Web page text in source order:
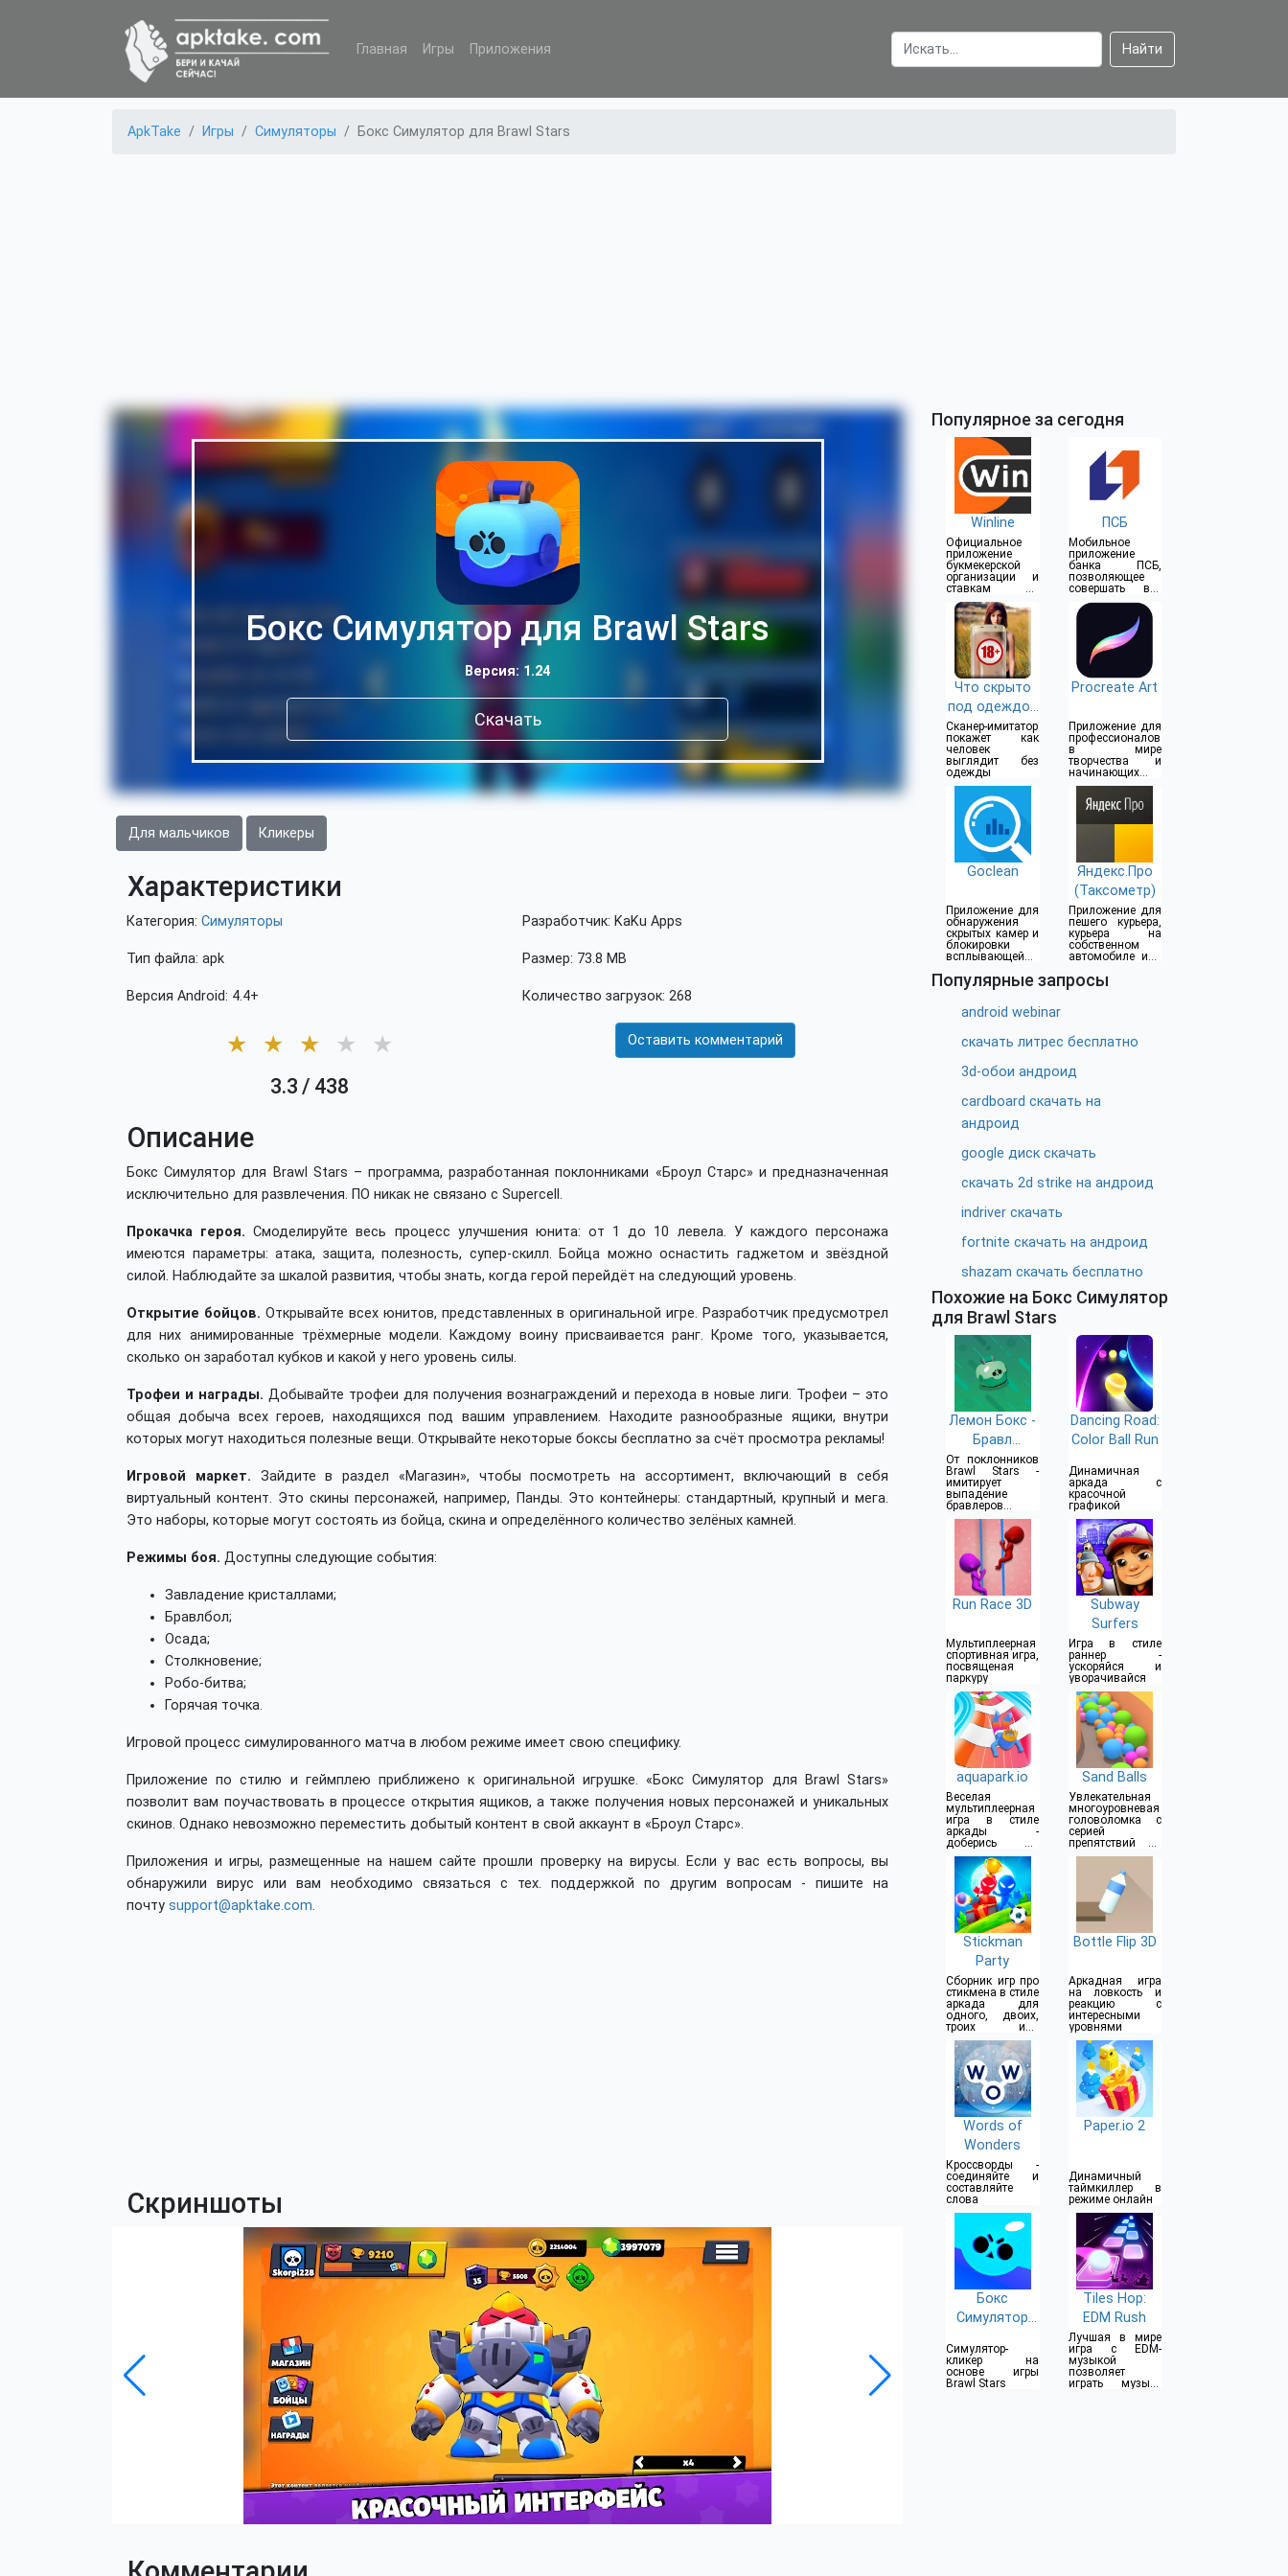
Главная Игры Приложения Найти
ApkTake Игры Симуляторы Бокс Симулятор для Brawl Stars
Бокс Симулятор для Brawl Stars
Версия: 1.24
Скачать
Для мальчиков Кликеры
Характеристики
Категория: Симуляторы
Тип файла: apk
Версия Android: 4.4+
Разработчик: KaKu Apps
Размер: 73.8 MB
Количество загрузок: 268
★ ★ ★ ★ ★
3.3 / 438
Оставить комментарий
Описание
Бокс Симулятор для Brawl Stars – программа, разработанная поклонниками «Броул Старс» и предназначенная
исключительно для развлечения. ПО никак не связано с Supercell.
Прокачка героя. Смоделируйте весь процесс улучшения юнита: от 1 до 10 левела. У каждого персонажа
имеются параметры: атака, защита, полезность, супер-скилл. Бойца можно оснастить гаджетом и звёздной
силой. Наблюдайте за шкалой развития, чтобы знать, когда герой перейдёт на следующий уровень.
Открытие бойцов. Открывайте всех юнитов, представленных в оригинальной игре. Разработчик предусмотрел
для них анимированные трёхмерные модели. Каждому воину присваивается ранг. Кроме того, указывается,
сколько он заработал кубков и какой у него уровень силы.
Трофеи и награды. Добывайте трофеи для получения вознаграждений и перехода в новые лиги. Трофеи – это
общая добыча всех героев, находящихся под вашим управлением. Находите разнообразные ящики, внутри
которых могут находиться полезные вещи. Открывайте некоторые боксы бесплатно за счёт просмотра рекламы!
Игровой маркет. Зайдите в раздел «Магазин», чтобы посмотреть на ассортимент, включающий в себя
виртуальный контент. Это скины персонажей, например, Панды. Это контейнеры: стандартный, крупный и мега.
Это наборы, которые могут состоять из бойца, скина и определённого количество зелёных камней.
Режимы боя. Доступны следующие события:
Завладение кристаллами;
Бравлбол;
Осада;
Столкновение;
Робо-битва;
Горячая точка.
Игровой процесс симулированного матча в любом режиме имеет свою специфику.
Приложение по стилю и геймплею приближено к оригинальной игрушке. «Бокс Симулятор для Brawl Stars»
позволит вам поучаствовать в процессе открытия ящиков, а также получения новых персонажей и уникальных
скинов. Однако невозможно переместить добытый контент в свой аккаунт в «Броул Старс».
Приложения и игры, размещенные на нашем сайте прошли проверку на вирусы. Если у вас есть вопросы, вы
обнаружили вирус или вам необходимо связаться с тех. поддержкой по другим вопросам - пишите на
почту support@apktake.com.
Скриншоты
Популярное за сегодня
Winline
Официальное
приложение
букмекерской
организации и
ставкам на
спорт
ПСБ
Мобильное
приложение
банка ПСБ,
позволяющее
совершать все
операции прямо
из дома
Что скрыто
под одеждой
(18+)
Сканер-имитатор
покажет как
человек
выглядит без
одежды
Procreate Art
Приложение для
профессионалов
в мире
творчества и
начинающих
художников
Goclean
Приложение для
обнаружения
скрытых камер и
блокировки
всплывающей
Яндекс.Про
(Таксометр)
Приложение для
пешего курьера,
курьера на
собственном
автомобиле или
Популярные запросы
android webinar
скачать литрес бесплатно
3d-обои андроид
cardboard скачать на
андроид
google диск скачать
скачать 2d strike на андроид
indriver скачать
fortnite скачать на андроид
shazam скачать бесплатно
Похожие на Бокс Симулятор
для Brawl Stars
Лемон Бокс -
Бравл
Симулятор
От поклонников
Brawl Stars -
имитирует
выпадение
бравлеров и
прочего
Dancing Road:
Color Ball Run
Динамичная
аркада с
красочной
графикой
Run Race 3D
Мультиплеерная
спортивная игра,
посвященая
паркуру
Subway
Surfers
Игра в стиле
раннер -
ускоряйся и
уворачивайся
aquapark.io
Веселая
мультиплеерная
игра в стиле
аркады -
доберись до
конца водной
горки
Sand Balls
Увлекательная
многоуровневая
головоломка с
серией
препятствий на
пути
Stickman
Party
Сборник игр про
стикмена в стиле
аркада для
одного, двоих,
троих или
четверых
игроков
Bottle Flip 3D
Аркадная игра
на ловкость и
реакцию с
интересными
уровнями
Words of
Wonders
Кроссворды -
соединяйте и
составляйте
слова
Paper.io 2
Динамичный
таймкиллер в
режиме онлайн
Бокс
Симулятор
Stars
Симулятор-
кликер на
основе игры
Brawl Stars
Tiles Hop:
EDM Rush
Лучшая в мире
игра с EDM-
музыкой
позволяет
играть музыку